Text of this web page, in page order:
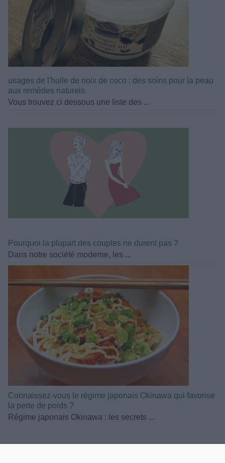
usages de l'huile de noix de coco : des soins pour la peau
aux remèdes naturels
Vous trouvez ci dessous une liste des ...
Pourquoi la plupart des couples ne durent pas ?
Dans notre société moderne, les ...
Connaissez-vous le régime japonais Okinawa qui favorise
la perte de poids ?
Régime japonais Okinawa : les secrets ...